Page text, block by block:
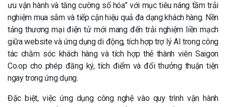
ưu vận hành và tăng cường số hóa” với mục tiêu nâng tầm trải
nghiệm mua sắm và tiếp cận hiệu quả đa dạng khách hàng. Nền
tảng thương mại điện tử mới mang đến trải nghiệm liền mạch
giữa website và ứng dụng di động, tích hợp trợ lý AI trong công
tác chăm sóc khách hàng và tích hợp thẻ thành viên Saigon
Co.op cho phép đăng ký, tích điểm và đổi thưởng thuận tiện
ngay trong ứng dụng.
Đặc biệt, việc ứng dụng công nghệ vào quy trình vận hành